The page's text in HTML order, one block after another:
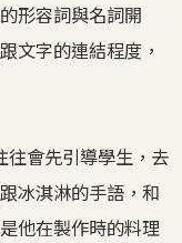
形容詞與名詞開
文字的連結程度，
會先引導學生，去
冰淇淋的手語，和
他在製作時的料理